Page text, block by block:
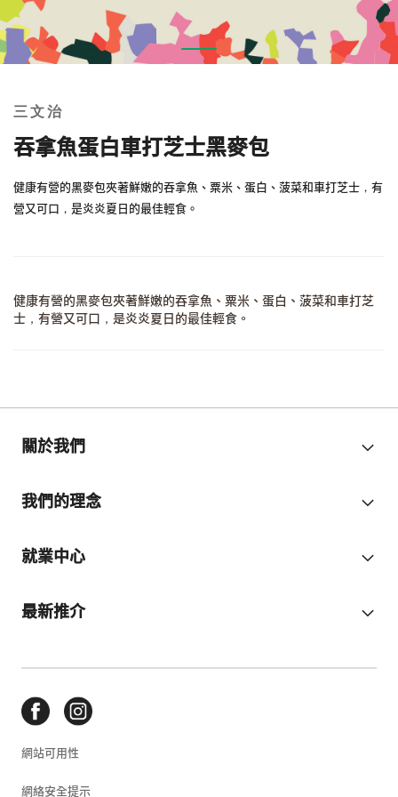
the
the
images
gallery
三文治
吞拿魚蛋白車打芝士黑麥包
健康有營的黑麥包夾著鮮嫩的吞拿魚、粟米、蛋白、菠菜和車打芝士，有
營又可口，是炎炎夏日的最佳輕食。
健康有營的黑麥包夾著鮮嫩的吞拿魚、粟米、蛋白、菠菜和車打芝
士，有營又可口，是炎炎夏日的最佳輕食。
關於我們
我們的理念
就業中心
最新推介
網站可用性
網絡安全提示